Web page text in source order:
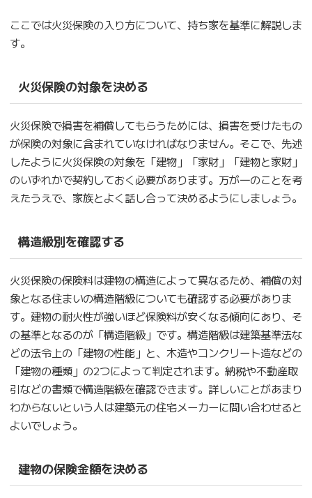
ここでは火災保険の入り方について、持ち家を基準に解説しま
す。
火災保険の対象を決める
火災保険で損害を補償してもらうためには、損害を受けたもの
が保険の対象に含まれていなければなりません。そこで、先述
したように火災保険の対象を「建物」「家財」「建物と家財」
のいずれかで契約しておく必要があります。万が一のことを考
えたうえで、家族とよく話し合って決めるようにしましょう。
構造級別を確認する
火災保険の保険料は建物の構造によって異なるため、補償の対
象となる住まいの構造階級についても確認する必要がありま
す。建物の耐火性が強いほど保険料が安くなる傾向にあり、そ
の基準となるのが「構造階級」です。構造階級は建築基準法な
どの法令上の「建物の性能」と、木造やコンクリート造などの
「建物の種類」の2つによって判定されます。納税や不動産取
引などの書類で構造階級を確認できます。詳しいことがあまり
わからないという人は建築元の住宅メーカーに問い合わせると
よいでしょう。
建物の保険金額を決める